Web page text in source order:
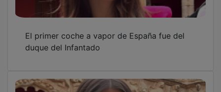
duque del Infantado